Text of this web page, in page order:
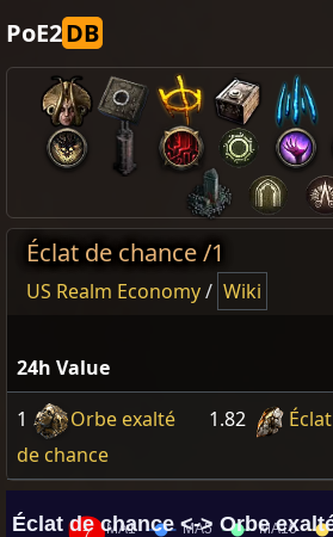
PoE2DB
Éclat de chance /1
US Realm Economy/ Wiki
24h Value
1
Orbe exalté 1.82
Éclat
de chance